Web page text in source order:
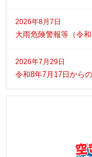
2026年8月7日
大雨危険警報等（令
2026年7月29日
令和8年7月17日から